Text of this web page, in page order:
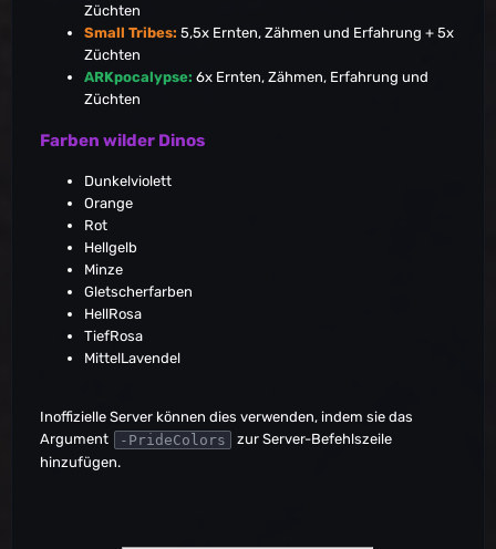
Züchten
Small Tribes: 5,5x Ernten, Zähmen und Erfahrung + 5x
Züchten
ARKpocalypse: 6x Ernten, Zähmen, Erfahrung und
Züchten
Farben wilder Dinos
Dunkelviolett
Orange
Rot
Hellgelb
Minze
Gletscherfarben
HellRosa
TiefRosa
MittelLavendel
Inoffizielle Server können dies verwenden, indem sie das
Argument
-PrideColors
zur Server-Befehlszeile
hinzufügen.